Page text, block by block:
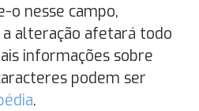
o nesse campo,
alteração afetará todo
informações sobre
podem ser
.